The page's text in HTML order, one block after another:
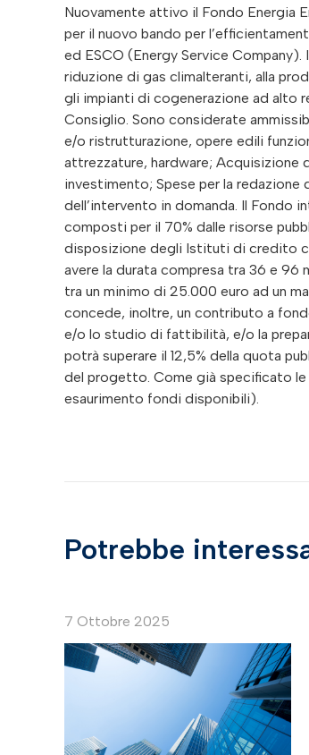
Nuovamente attivo il Fondo Energia
per il nuovo bando per
ed ESCO (Energy Service
riduzione di gas climalteranti, alla
gli impianti di cogenerazione ad alto
Consiglio. Sono considerate
e/o ristrutturazione, opere edili
attrezzature, hardware;
investimento; Spese per la
dell’intervento in domanda. Il Fondo
composti per il 70% dalle risorse
disposizione degli Istituti di credito
avere la durata compresa tra 36 e 96
tra un minimo di 25.000 euro ad un
concede, inoltre, un contributo a
e/o lo studio di fattibilità, e/o la
potrà superare il 12,5% della quota
del progetto. Come già specificato le
esaurimento fondi disponibili).
Potrebbe
7 Ottobre 2025